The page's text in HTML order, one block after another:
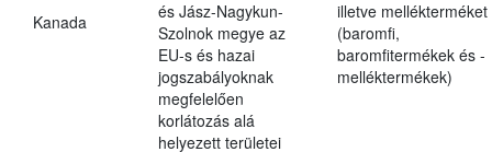
Kanada
és Jász-Nagykun-
Szolnok megye az
EU-s és hazai
jogszabályoknak
megfelelően
korlátozás alá
helyezett területei
illetve mellékterméket
(baromfi,
baromfitermékek és -
melléktermékek)